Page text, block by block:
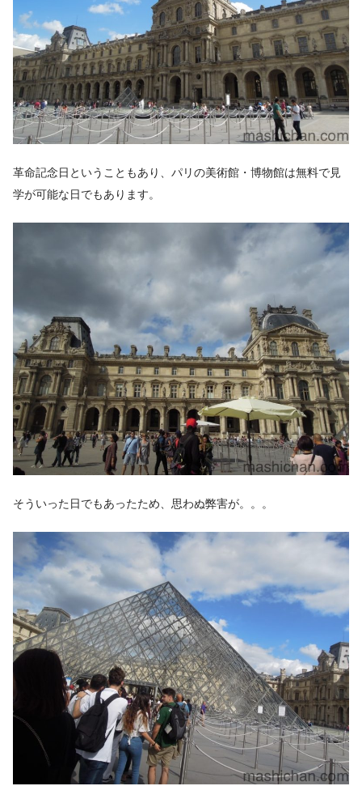
革命記念日ということもあり、パリの美術館・博物館は無料で見
学が可能な日でもあります。
そういった日でもあったため、思わぬ弊害が。。。